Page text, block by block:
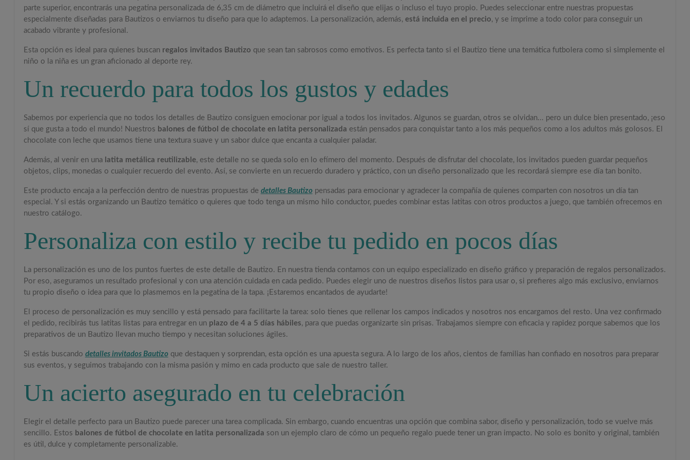
parte superior, encontrarás una pegatina personalizada de 6,35 cm de diámetro que incluirá el diseño que elijas o incluso el tuyo propio. Puedes seleccionar entre nuestras propuestas
especialmente diseñadas para Bautizos o enviarnos tu diseño para que lo adaptemos. La personalización, además, está incluida en el precio, y se imprime a todo color para conseguir un
acabado vibrante y profesional.
Esta opción es ideal para quienes buscan regalos invitados Bautizo que sean tan sabrosos como emotivos. Es perfecta tanto si el Bautizo tiene una temática futbolera como si simplemente el
niño o la niña es un gran aficionado al deporte rey.
Un recuerdo para todos los gustos y edades
Sabemos por experiencia que no todos los detalles de Bautizo consiguen emocionar por igual a todos los invitados. Algunos se guardan, otros se olvidan... pero un dulce bien presentado, ¡eso
sí que gusta a todo el mundo! Nuestros balones de fútbol de chocolate en latita personalizada están pensados para conquistar tanto a los más pequeños como a los adultos más golosos. El
chocolate con leche que usamos tiene una textura suave y un sabor dulce que encanta a cualquier paladar.
Además, al venir en una latita metálica reutilizable, este detalle no se queda solo en lo efímero del momento. Después de disfrutar del chocolate, los invitados pueden guardar pequeños
objetos, clips, monedas o cualquier recuerdo del evento. Así, se convierte en un recuerdo duradero y práctico, con un diseño personalizado que les recordará siempre ese día tan bonito.
Este producto encaja a la perfección dentro de nuestras propuestas de detalles Bautizopensadas para emocionar y agradecer la compañía de quienes comparten con nosotros un día tan
especial. Y si estás organizando un Bautizo temático o quieres que todo tenga un mismo hilo conductor, puedes combinar estas latitas con otros productos a juego, que también ofrecemos en
nuestro catálogo.
Personaliza con estilo y recibe tu pedido en pocos días
La personalización es uno de los puntos fuertes de este detalle de Bautizo. En nuestra tienda contamos con un equipo especializado en diseño gráfico y preparación de regalos personalizados.
Por eso, aseguramos un resultado profesional y con una atención cuidada en cada pedido. Puedes elegir uno de nuestros diseños listos para usar o, si prefieres algo más exclusivo, enviarnos
tu propio diseño o idea para que lo plasmemos en la pegatina de la tapa. ¡Estaremos encantados de ayudarte!
El proceso de personalización es muy sencillo y está pensado para facilitarte la tarea: solo tienes que rellenar los campos indicados y nosotros nos encargamos del resto. Una vez confirmado
el pedido, recibirás tus latitas listas para entregar en un plazo de 4 a 5 días hábiles, para que puedas organizarte sin prisas. Trabajamos siempre con eficacia y rapidez porque sabemos que los
preparativos de un Bautizo llevan mucho tiempo y necesitan soluciones ágiles.
Si estás buscando detalles invitados Bautizoque destaquen y sorprendan, esta opción es una apuesta segura. A lo largo de los años, cientos de familias han confiado en nosotros para preparar
sus eventos, y seguimos trabajando con la misma pasión y mimo en cada producto que sale de nuestro taller.
Un acierto asegurado en tu celebración
Elegir el detalle perfecto para un Bautizo puede parecer una tarea complicada. Sin embargo, cuando encuentras una opción que combina sabor, diseño y personalización, todo se vuelve más
sencillo. Estos balones de fútbol de chocolate en latita personalizada son un ejemplo claro de cómo un pequeño regalo puede tener un gran impacto. No solo es bonito y original, también
es útil, dulce y completamente personalizable.